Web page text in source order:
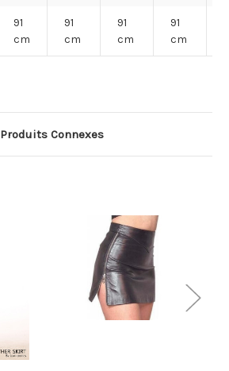
91
cm
91
cm
91
cm
91
cm
Produits Connexes